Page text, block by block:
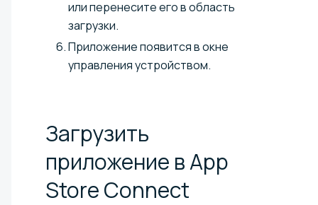
или перенесите его в область
загрузки.
Приложение появится в окне
управления устройством.
Загрузить
приложение в App
StoreConnect